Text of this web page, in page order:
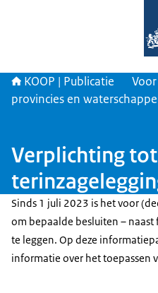
KOOP | Publicatie
provincies en
Verplichting
Sinds 1 juli 2023 is het voor
om bepaalde besluiten –
te leggen. Op deze
informatie over het toepassen